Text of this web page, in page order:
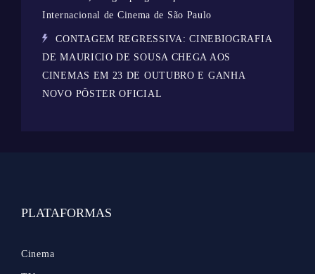
Internacional de Cinema de São Paulo
CONTAGEM REGRESSIVA: CINEBIOGRAFIA
DE MAURICIO DE SOUSA CHEGA AOS
CINEMAS EM 23 DE OUTUBRO E GANHA
NOVO PÔSTER OFICIAL
PLATAFORMAS
Cinema